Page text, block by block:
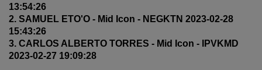
13:54:26
2. SAMUEL ETO'O - Mid Icon - NEGKTN 2023-02-28
15:43:26
3. CARLOS ALBERTO TORRES - Mid Icon - IPVKMD
2023-02-27 19:09:28